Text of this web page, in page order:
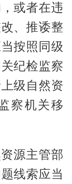
或者在违
、推诿整
按照同级
纪检监察
级自然资
察机关移
源主管部
线索应当